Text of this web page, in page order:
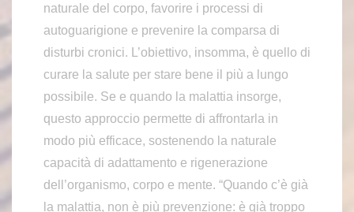
naturale del corpo, favorire i processi di
autoguarigione e prevenire la comparsa di
disturbi cronici. L’obiettivo, insomma, è quello di
curare la salute per stare bene il più a lungo
possibile. Se e quando la malattia insorge,
questo approccio permette di affrontarla in
modo più efficace, sostenendo la naturale
capacità di adattamento e rigenerazione
dell’organismo, corpo e mente. “Quando c’è già
la malattia, non è più prevenzione: è già troppo